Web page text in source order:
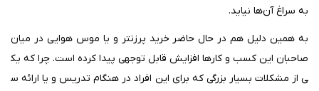
به سراغ آن‌ها نیاید.
به‌ همین دلیل هم در حال حاضر خرید پرزنتر و یا موس هوایی در میان
صاحبان این کسب‌ و کارها افزایش قابل‌ توجهی پیدا کرده‌ است. چرا که یک
ی از مشکلات بسیار بزرگی که برای این افراد در هنگام تدریس و یا ارائه س